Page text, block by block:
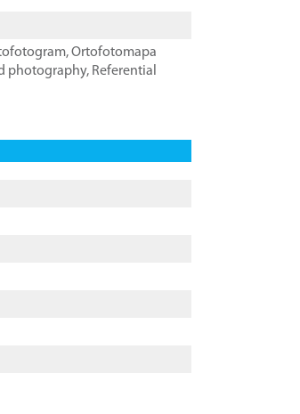
,Ortofotomapa
photography, Referential